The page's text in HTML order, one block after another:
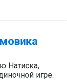
Натиска,
игре.